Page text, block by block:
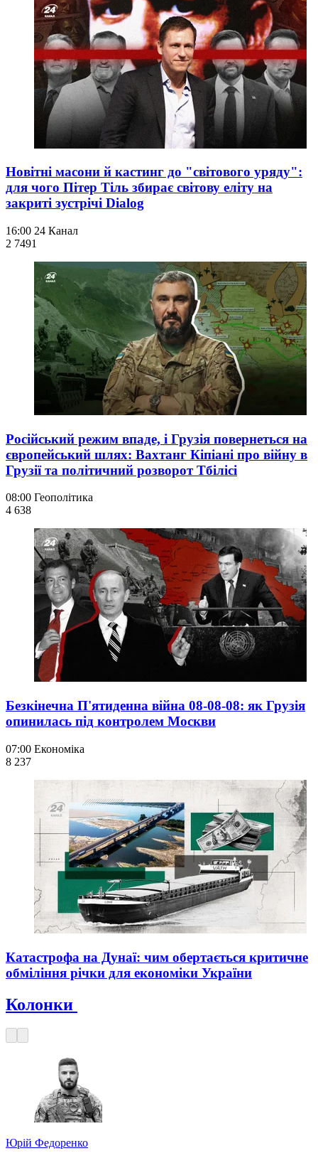
Новітні масони й кастинг до "світового уряду":
для чого Пітер Тіль збирає світову еліту на
закриті зустрічі Dialog
16:00 24 Канал
2 7491
Російський режим впаде, і Грузія повернеться на
європейський шлях: Вахтанг Кіпіані про війну в
Грузії та політичний розворот Тбілісі
08:00 Геополітика
4 638
Безкінечна П'ятиденна війна 08-08-08: як Грузія
опинилась під контролем Москви
07:00 Економіка
8 237
Катастрофа на Дунаї: чим обертається критичне
обміління річки для економіки України
Колонки
Юрій Федоренко